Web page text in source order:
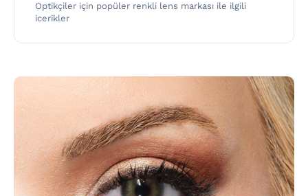
Optikçiler için popüler renkli lens markası ile ilgili
icerikler